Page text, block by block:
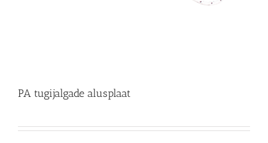
PA tugijalgade alusplaat